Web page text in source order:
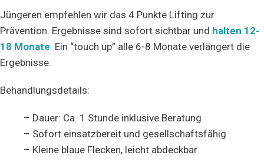
Jüngeren empfehlen wir das 4 Punkte Lifting zur
Prävention. Ergebnisse sind sofort sichtbar und halten 12-
18 Monate. Ein “touch up” alle 6-8 Monate verlängert die
Ergebnisse.
Behandlungsdetails:
– Dauer: Ca. 1 Stunde inklusive Beratung
– Sofort einsatzbereit und gesellschaftsfähig
– Kleine blaue Flecken, leicht abdeckbar